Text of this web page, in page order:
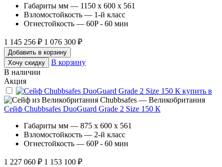
Габариты мм — 1150 x 600 x 561
Взломостойкость — 1-й класс
Огнестойкость — 60P - 60 мин
1 145 256 ₽ 1 076 300 ₽
Добавить в корзину
Хочу скидку
В корзину
В наличии
Акция
Chubbsafes — Великобритания
Сейф Chubbsafes DuoGuard Grade 2 Size 150 К
Габариты мм — 875 x 600 x 561
Взломостойкость — 2-й класс
Огнестойкость — 60P - 60 мин
1 227 060 ₽ 1 153 100 ₽